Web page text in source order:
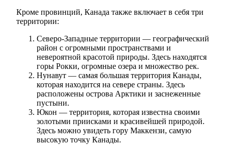
Кроме провинций, Канада также включает в себя три
территории:
Северо-Западные территории — географический
район с огромными пространствами и
невероятной красотой природы. Здесь находятся
горы Рокки, огромные озера и множество рек.
Нунавут — самая большая территория Канады,
которая находится на севере страны. Здесь
расположены острова Арктики и заснеженные
пустыни.
Юкон — территория, которая известна своими
золотыми приисками и красивейшей природой.
Здесь можно увидеть гору Маккензи, самую
высокую точку Канады.